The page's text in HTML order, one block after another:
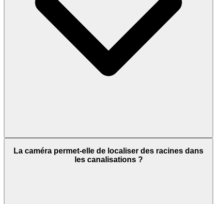
La caméra permet-elle de localiser des racines dans
les canalisations ?